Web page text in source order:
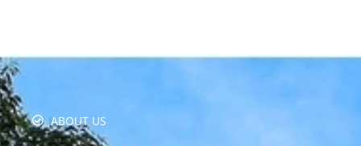
ABOUT US